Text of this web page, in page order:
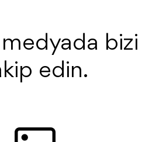
bizi
edin.